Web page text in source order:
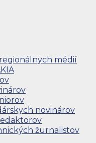
médií
novinárov
žurnalistov